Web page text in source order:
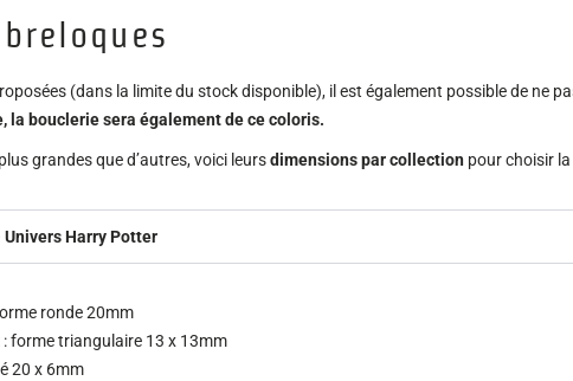
(dans la limite du stock disponible), il est également possible de ne
la bouclerie sera également de ce coloris.
grandes que d’autres, voici leursdimensions par collection pour choisir
Harry Potter
ronde 20mm
: forme triangulaire 13 x 13mm
20 x 6mm